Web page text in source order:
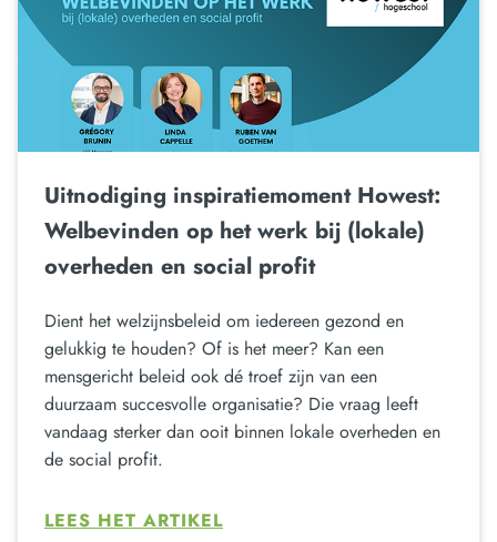
Uitnodiging inspiratiemoment Howest:
Welbevinden op het werk bij (lokale)
overheden en social profit
Dient het welzijnsbeleid om iedereen gezond en
gelukkig te houden? Of is het meer? Kan een
mensgericht beleid ook dé troef zijn van een
duurzaam succesvolle organisatie? Die vraag leeft
vandaag sterker dan ooit binnen lokale overheden en
de social profit.
LEES HET ARTIKEL